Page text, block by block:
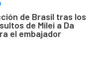
de Brasil tras los
de Milei a Da
el embajador